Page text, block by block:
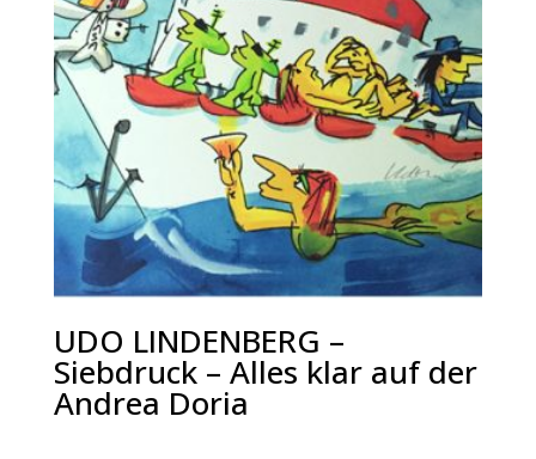
UDO LINDENBERG –
Siebdruck – Alles klar auf der
Andrea Doria